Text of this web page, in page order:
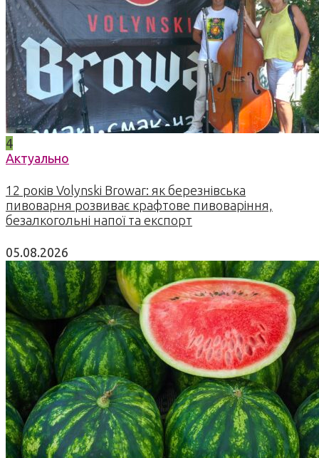
4
Актуально
12 років Volynski Browar: як березнівська
пивоварня розвиває крафтове пивоваріння,
безалкогольні напої та експорт
05.08.2026